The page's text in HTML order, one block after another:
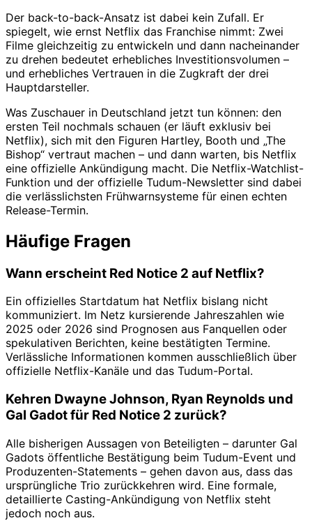
Der back-to-back-Ansatz ist dabei kein Zufall. Er
spiegelt, wie ernst Netflix das Franchise nimmt: Zwei
Filme gleichzeitig zu entwickeln und dann nacheinander
zu drehen bedeutet erhebliches Investitionsvolumen –
und erhebliches Vertrauen in die Zugkraft der drei
Hauptdarsteller.
Was Zuschauer in Deutschland jetzt tun können: den
ersten Teil nochmals schauen (er läuft exklusiv bei
Netflix), sich mit den Figuren Hartley, Booth und „The
Bishop“ vertraut machen – und dann warten, bis Netflix
eine offizielle Ankündigung macht. Die Netflix-Watchlist-
Funktion und der offizielle Tudum-Newsletter sind dabei
die verlässlichsten Frühwarnsysteme für einen echten
Release-Termin.
Häufige Fragen
Wann erscheint Red Notice 2 auf Netflix?
Ein offizielles Startdatum hat Netflix bislang nicht
kommuniziert. Im Netz kursierende Jahreszahlen wie
2025 oder 2026 sind Prognosen aus Fanquellen oder
spekulativen Berichten, keine bestätigten Termine.
Verlässliche Informationen kommen ausschließlich über
offizielle Netflix-Kanäle und das Tudum-Portal.
Kehren Dwayne Johnson, Ryan Reynolds und
Gal Gadot für Red Notice 2 zurück?
Alle bisherigen Aussagen von Beteiligten – darunter Gal
Gadots öffentliche Bestätigung beim Tudum-Event und
Produzenten-Statements – gehen davon aus, dass das
ursprüngliche Trio zurückkehren wird. Eine formale,
detaillierte Casting-Ankündigung von Netflix steht
jedoch noch aus.